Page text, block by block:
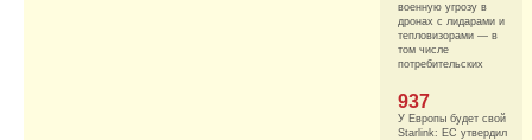
военную угрозу в
дронах с лидарами и
тепловизорами — в
том числе
потребительских
937
У Европы будет свой
Starlink: ЕС утвердил